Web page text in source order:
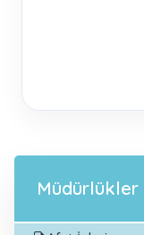
Müdürlükler